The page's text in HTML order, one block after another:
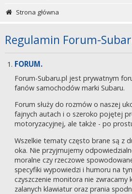
Strona główna
Regulamin Forum-
FORUM.
Forum-Subaru.pl jest prywatnym
fanów samochodów marki Subaru.
Forum służy do rozmów o naszej
fajnych autach i o szeroko pojętej
motoryzacyjnej, ale także - po
Wszelkie tematy często brane są z
oka. Nie przyjmujemy
moralne czy rzeczowe
specyfiki wypowiedzi i humoru na
czyszczenie monitora nie zwracamy
zalanych klawiatur oraz prania